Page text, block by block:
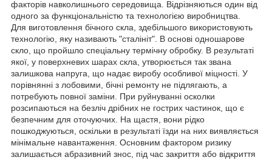
факторів навколишнього середовища. Відрізняються один від
одного за функціональністю та технологією виробництва.
Для виготовлення бічного скла, здебільшого використовують
технологію, яку називають "сталініт". В основі одношарове
скло, що пройшло спеціальну термічну обробку. В результаті
якої, у поверхневих шарах скла, утворюється так звана
залишкова напруга, що надає виробу особливої міцності. У
порівнянні з лобовими, бічні ремонту не підлягають, а
потребують повної заміни. При руйнуванні осколки
розсипаються на безліч дрібних не гострих частинок, що є
безпечним для оточуючих. На щастя, вони рідко
пошкоджуються, оскільки в результаті їзди на них виявляється
мінімальне навантаження. Основним фактором ризику
залишається абразивний знос, під час закриття або відкриття